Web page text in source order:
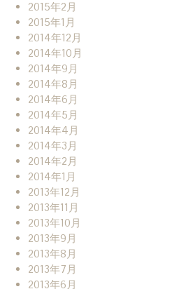
2015年2月
2015年1月
2014年12月
2014年10月
2014年9月
2014年8月
2014年6月
2014年5月
2014年4月
2014年3月
2014年2月
2014年1月
2013年12月
2013年11月
2013年10月
2013年9月
2013年8月
2013年7月
2013年6月